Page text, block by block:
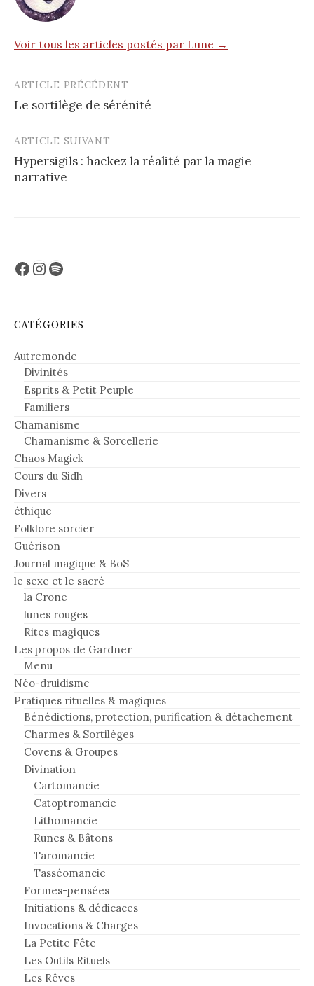
Voir tous les articles postés par Lune →
Post
navigation
ARTICLE PRÉCÉDENT
Le sortilège de sérénité
ARTICLE SUIVANT
Hypersigils : hackez la réalité par la magie
narrative
Facebook
Instagram
Spotify
CATÉGORIES
Autremonde
Divinités
Esprits & Petit Peuple
Familiers
Chamanisme
Chamanisme & Sorcellerie
Chaos Magick
Cours du Sidh
Divers
éthique
Folklore sorcier
Guérison
Journal magique & BoS
le sexe et le sacré
la Crone
lunes rouges
Rites magiques
Les propos de Gardner
Menu
Néo-druidisme
Pratiques rituelles & magiques
Bénédictions, protection, purification & détachement
Charmes & Sortilèges
Covens & Groupes
Divination
Cartomancie
Catoptromancie
Lithomancie
Runes & Bâtons
Taromancie
Tasséomancie
Formes-pensées
Initiations & dédicaces
Invocations & Charges
La Petite Fête
Les Outils Rituels
Les Rêves